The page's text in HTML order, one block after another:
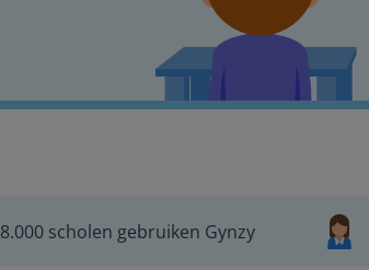
8.000 scholen gebruiken Gynzy